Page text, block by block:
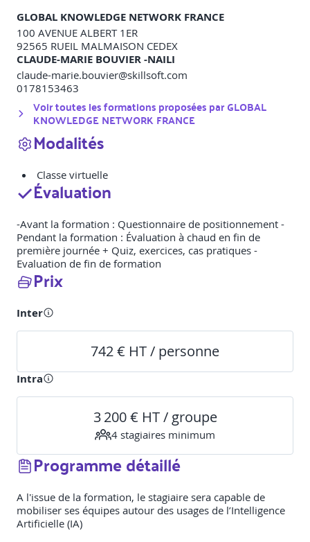
GLOBAL KNOWLEDGE NETWORK FRANCE
100 AVENUE ALBERT 1ER
92565 RUEIL MALMAISON CEDEX
CLAUDE-MARIE BOUVIER -NAILI
claude-marie.bouvier@skillsoft.com
0178153463
Voir toutes les formations proposées parGLOBAL
KNOWLEDGE NETWORK FRANCE
Modalités
Classe virtuelle
Évaluation
-Avant la formation : Questionnaire de positionnement -
Pendant la formation : Évaluation à chaud en fin de
première journée + Quiz, exercices, cas pratiques -
Evaluation de fin de formation
Prix
Inter
742 € HT / personne
Intra
3 200 € HT / groupe
4 stagiaires minimum
Programme détaillé
A l'issue de la formation, le stagiaire sera capable de
mobiliser ses équipes autour des usages de l’Intelligence
Artificielle (IA)